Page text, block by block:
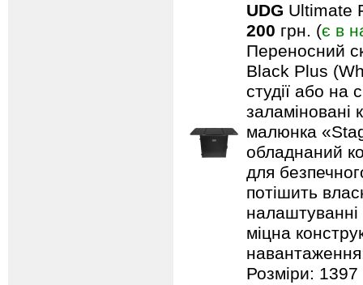
UDG Ultimate
200 грн. (є в
Переносний
Black Plus
студії або на
заламіновані
малюнка
обладнаний
для
потішить
міцна
Розміри: